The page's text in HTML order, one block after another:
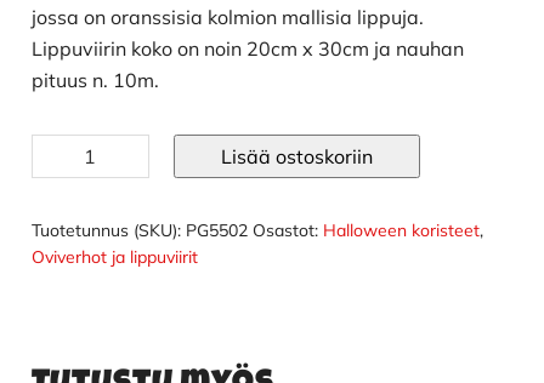
jossa on oranssisia kolmion mallisia lippuja.
Lippuviirin koko on noin 20cm x 30cm ja nauhan
pituus n. 10m.
Lippusiima
oranssi
määrä
Lisää ostoskoriin
Tuotetunnus (SKU): PG5502 Osastot: Halloween koristeet,
Oviverhot ja lippuviirit